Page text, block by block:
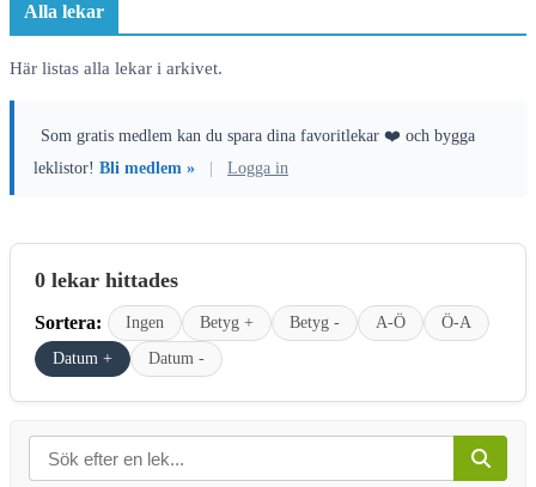
Alla lekar
Här listas alla lekar i arkivet.
Som gratis medlem kan du spara dina favoritlekar ❤️ och bygga
leklistor! Bli medlem » Logga in
0 lekar hittades
Sortera: Ingen Betyg + Betyg - A-Ö
Ö-A
Datum +
Datum -